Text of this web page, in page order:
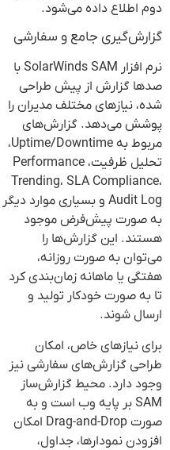
دوم اطلاع داده می‌شود.
گزارش‌گیری جامع و سفارشی
نرم افزار SolarWinds SAM با
صدها گزارش از پیش طراحی
شده، نیازهای مختلف مدیران را
پوشش می‌دهد. گزارش‌های
مربوط به Uptime/Downtime،
تحلیل ظرفیت، Performance
Trending، SLA Compliance،
Audit Log و بسیاری موارد دیگر
به صورت پیش‌فرض موجود
هستند. این گزارش‌ها را
می‌توان به صورت روزانه،
هفتگی یا ماهانه زمان‌بندی کرد
تا به صورت خودکار تولید و
ارسال شوند.
برای نیازهای خاص، امکان
طراحی گزارش‌های سفارشی نیز
وجود دارد. محیط گزارش‌ساز
SAM بر پایه وب است و به
صورت Drag-and-Drop امکان
افزودن نمودارها، جداول،